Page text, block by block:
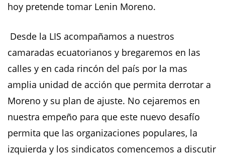
hoy pretende tomar Lenin Moreno.
Desde la LIS acompañamos a nuestros
camaradas ecuatorianos y bregaremos en las
calles y en cada rincón del país por la mas
amplia unidad de acción que permita derrotar a
Moreno y su plan de ajuste. No cejaremos en
nuestra empeño para que este nuevo desafío
permita que las organizaciones populares, la
izquierda y los sindicatos comencemos a discutir